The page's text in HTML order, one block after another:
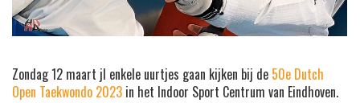
Zondag 12 maart jl enkele uurtjes gaan kijken bij de 50e Dutch
Open Taekwondo 2023 in het Indoor Sport Centrum van Eindhoven.